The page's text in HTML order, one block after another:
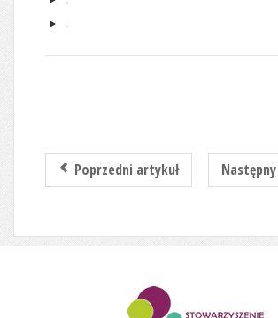
Poprzedni artykuł